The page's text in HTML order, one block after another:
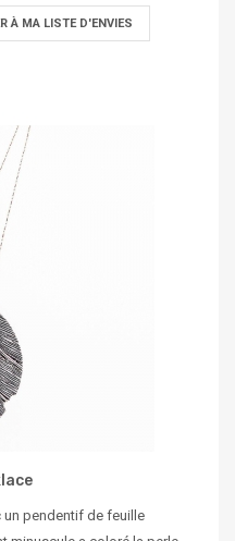
À MA LISTE D'ENVIES
un pendentif de feuille